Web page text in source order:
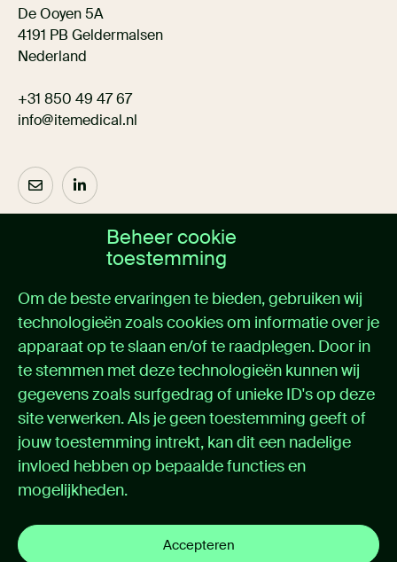
Beheer cookie
toestemming
Om de beste ervaringen te bieden, gebruiken wij
technologieën zoals cookies om informatie over je
apparaat op te slaan en/of te raadplegen. Door in
te stemmen met deze technologieën kunnen wij
gegevens zoals surfgedrag of unieke ID's op deze
site verwerken. Als je geen toestemming geeft of
jouw toestemming intrekt, kan dit een nadelige
invloed hebben op bepaalde functies en
mogelijkheden.
Accepteren
De Ooyen 5A
4191 PB Geldermalsen
Nederland
+31 850 49 47 67
info@itemedical.nl
Over ons
Oplossingen
Cases
Nieuws
Over itemedical
Contact
Support
Support portal
Handleidingen
Privacybeleid
Cookie instellingen